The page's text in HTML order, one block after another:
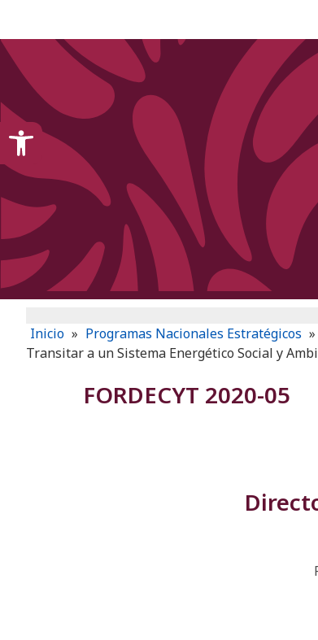
Inicio » Programas Nacionales Estratégicos »
Transitar a un Sistema Energético Social y
FORDECYT 2020-05
Open toolbar